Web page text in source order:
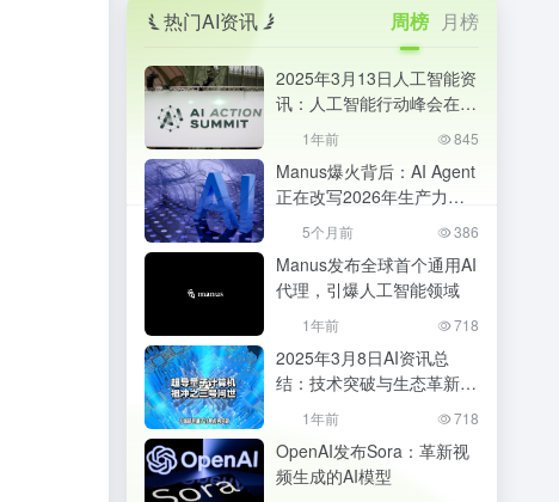
热门AI资讯 周榜 月榜
2025年3月13日人工智能资
讯：人工智能行动峰会在巴
黎成功举办
1年前 845
Manus爆火背后：AI Agent
正在改写2026年生产力格
局，普通人该如何抓住机
5个月前 386
Manus发布全球首个通用AI
代理，引爆人工智能领域
1年前 718
2025年3月8日AI资讯总
结：技术突破与生态革新并
1年前 718
OpenAI发布Sora：革新视
频生成的AI模型